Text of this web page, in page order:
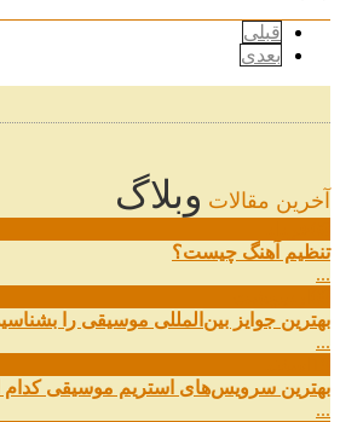
قبلی
بعدی
آخرین مقالات وبلاگ
تنظیم آهنگ چیست؟
...
بهترین جوایز بین‌المللی موسیقی را بشناسید
...
بهترین سرویس‌های استریم موسیقی
...